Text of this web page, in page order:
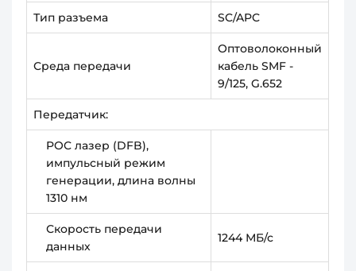
Тип разъема SC/APC
Среда передачи
Оптоволоконный
кабель SMF -
9/125, G.652
Передатчик:
POC лазер (DFB),
импульсный режим
генерации, длина волны
1310 нм
Скорость передачи
данных
1244 МБ/с